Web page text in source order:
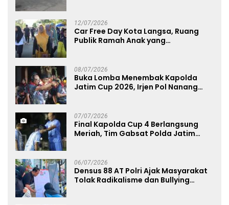
12/07/2026
Car Free Day Kota Langsa, Ruang
Publik Ramah Anak yang
08/07/2026
Buka Lomba Menembak Kapolda
Jatim Cup 2026, Irjen Pol Nanang
07/07/2026
Final Kapolda Cup 4 Berlangsung
Meriah, Tim Gabsat Polda Jatim
06/07/2026
Densus 88 AT Polri Ajak Masyarakat
Tolak Radikalisme dan Bullying